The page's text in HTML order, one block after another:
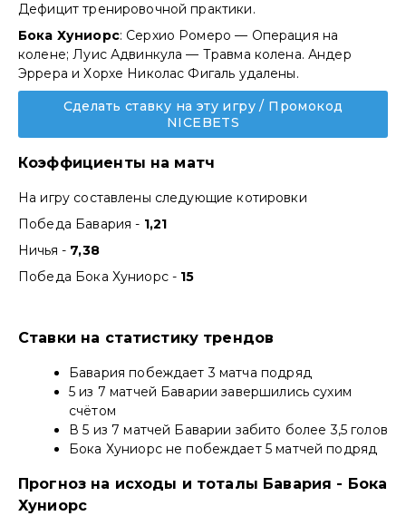
Дефицит тренировочной практики.
Бока Хуниорс: Серхио Ромеро — Операция на
колене; Луис Адвинкула — Травма колена. Андер
Эррера и Хорхе Николас Фигаль удалены.
Сделать ставку на эту игру / Промокод
NICEBETS
Коэффициенты на матч
На игру составлены следующие котировки
Победа Бавария - 1,21
Ничья - 7,38
Победа Бока Хуниорс - 15
Ставки на статистику трендов
Бавария побеждает 3 матча подряд
5 из 7 матчей Баварии завершились сухим
счётом
В 5 из 7 матчей Баварии забито более 3,5 голов
Бока Хуниорс не побеждает 5 матчей подряд
Прогноз на исходы и тоталы Бавария - Бока
Хуниорс